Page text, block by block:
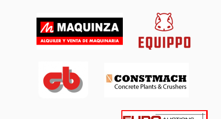
International 584
Kgs 1670